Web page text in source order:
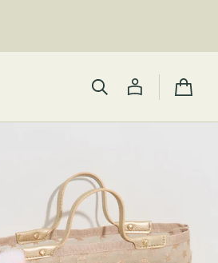
カ